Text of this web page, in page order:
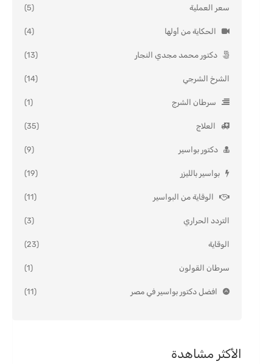
سعر العملية (5)
الحكاية من أولها (4)
دكتور محمد مجدي النجار (13)
الشرخ الشرجي (14)
سرطان الشرج (1)
العلاج (35)
دكتور بواسير (9)
بواسير بالليزر (19)
الوقاية من البواسير (11)
التردد الحراري (3)
الوقاية (23)
سرطان القولون (1)
افضل دكتور بواسير في مصر (11)
الأكثر مشاهدة